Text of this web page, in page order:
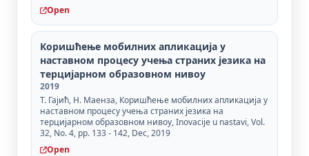
Open
Коришћење мобилних апликација у
наставном процесу учења страних језика на
терцијарном образовном нивоу
2019
T. Гајић, Н. Маенза, Коришћење мобилних апликација у
наставном процесу учења страних језика на
терцијарном образовном нивоу, Inovacije u nastavi, Vol.
32, No. 4, pp. 133 - 142, Dec, 2019
Open